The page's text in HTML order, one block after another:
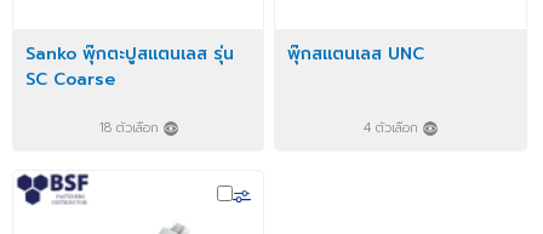
Sanko พุ๊กตะปูสแตนเลส รุ่น
SC Coarse
18 ตัวเลือก
พุ๊กสแตนเลส UNC
4 ตัวเลือก